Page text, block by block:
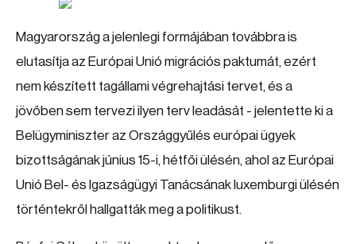
Magyarország a jelenlegi formájában továbbra is
elutasítja az Európai Unió migrációs paktumát, ezért
nem készített tagállami végrehajtási tervet, és a
jövőben sem tervezi ilyen terv leadását - jelentette ki a
Belügyminiszter az Országgyűlés európai ügyek
bizottságának június 15-i, hétfői ülésén, ahol az Európai
Unió Bel- és Igazságügyi Tanácsának luxemburgi ülésén
történtekről hallgatták meg a politikust.